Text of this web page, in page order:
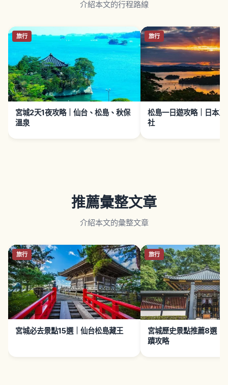
介紹本文的行程路線
旅行
宮城2天1夜攻略｜仙台、松島、秋保
溫泉
旅行
松島一日遊攻略｜日本三
社
推薦彙整文章
介紹本文的彙整文章
旅行
宮城必去景點15選｜仙台松島藏王
旅行
宮城歷史景點推薦8選｜
蹟攻略